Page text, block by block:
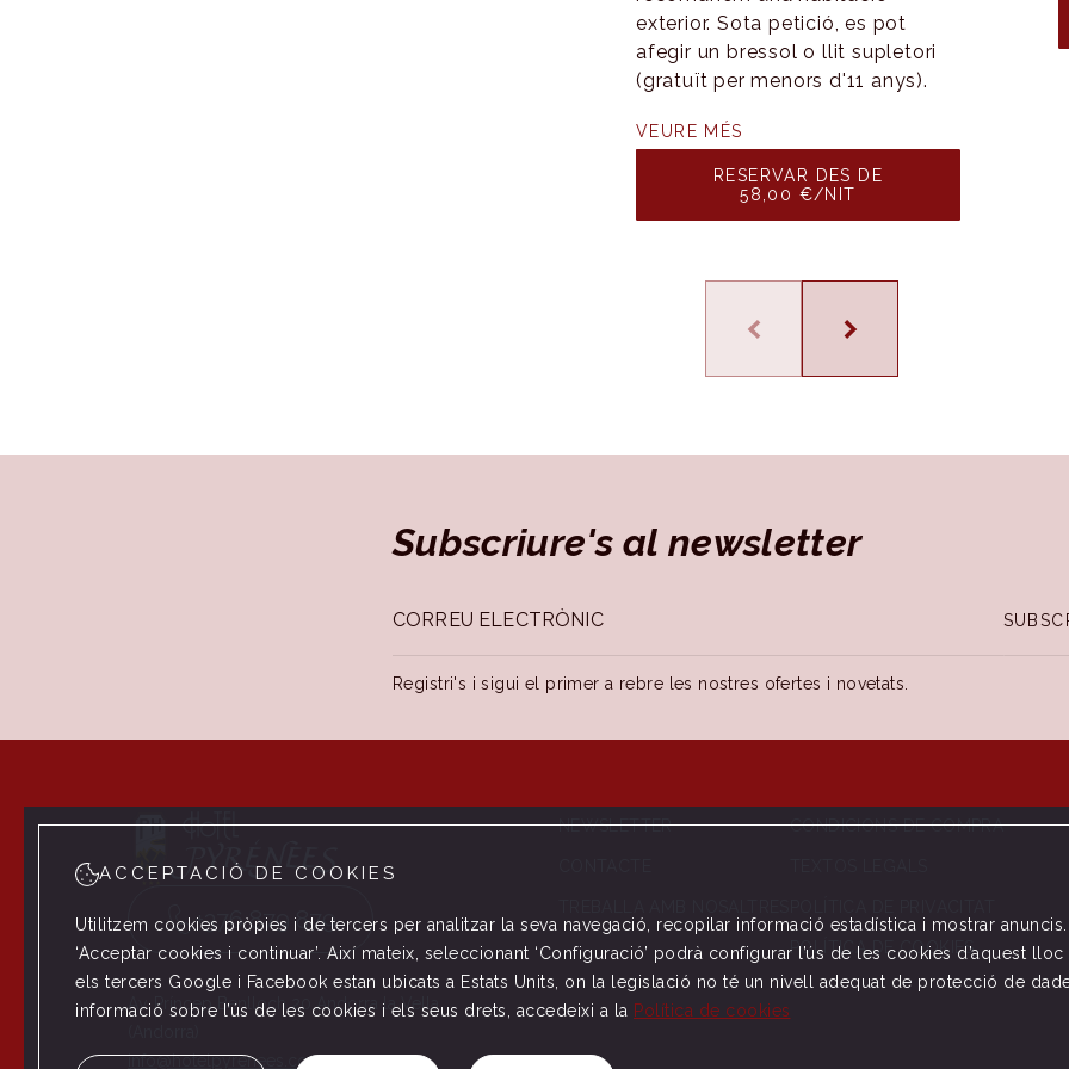
exterior. Sota petició, es pot
afegir un bressol o llit supletori
(gratuït per menors d'11 anys).
VEURE MÉS
RESERVAR DES DE
58,00 €/NIT
Subscriure's al newsletter
Registri's i sigui el primer a rebre les nostres ofertes i novetats.
+376 879 879
NEWSLETTER CONDICIONS DE COMPRA
POLÍTICA DE COOKIES
Av. Príncep Benlloch 20 Andorra la Vella
info@hotelpyrenees.com
ACCEPTACIÓ DE COOKIES
Utilitzem cookies pròpies i de tercers per analitzar la seva navegació, recopilar informació estadística i mostrar
‘Acceptar cookies i continuar’. Així mateix, seleccionant ‘Configuració’ podrà configurar l’ús de les cookies d’aquest
els tercers Google i Facebook estan ubicats a Estats Units, on la legislació no té un nivell adequat de protecció de
informació sobre l’ús de les cookies i els seus drets, accedeixi a la Política de cookies